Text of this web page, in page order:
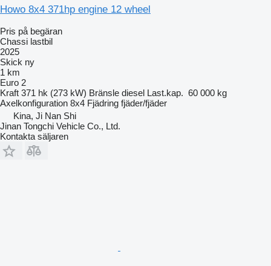
Howo 8x4 371hp engine 12 wheel
Pris på begäran
Chassi lastbil
2025
Skick ny
1 km
Euro 2
Kraft 371 hk (273 kW) Bränsle diesel Last.kap. 60 000 kg
Axelkonfiguration 8x4 Fjädring fjäder/fjäder
Kina, Ji Nan Shi
Jinan Tongchi Vehicle Co., Ltd.
Kontakta säljaren